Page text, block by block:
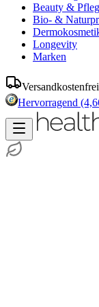
Beauty &
Bio- &
Longevity
Marken
Hervorragend